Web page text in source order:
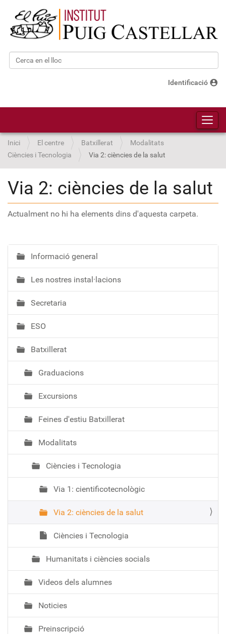
Cerca
Identificació account_circle
Inici El centre Batxillerat
Modalitats
Ciències i Tecnologia
Via 2: ciències de la salut
Via 2: ciències de la salut
Actualment no hi ha elements dins d'aquesta carpeta.
N
a
v
e
g
a
c
ó
Informació general
Les nostres instal·lacions
Secretaria
ESO
Batxillerat
Graduacions
Excursions
Feines d'estiu Batxillerat
Modalitats
Ciències i Tecnologia
Via 1: cientificotecnològic
Via 2: ciències de la salut
Ciències i Tecnologia
Humanitats i ciències socials
Videos dels alumnes
Noticies
Preinscripció